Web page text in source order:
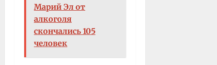
Марий Эл от
алкоголя
скончались 105
человек